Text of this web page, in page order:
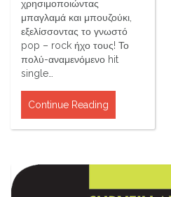
χρησιμοποιώντας
μπαγλαμά και μπουζούκι,
εξελίσσοντας το γνωστό
pop – rock ήχο τους! Το
πολύ-αναμενόμενο hit
single…
Continue Reading